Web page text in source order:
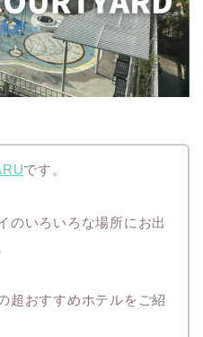
です。
のいろいろな場所にお出
超おすすめホテルをご紹